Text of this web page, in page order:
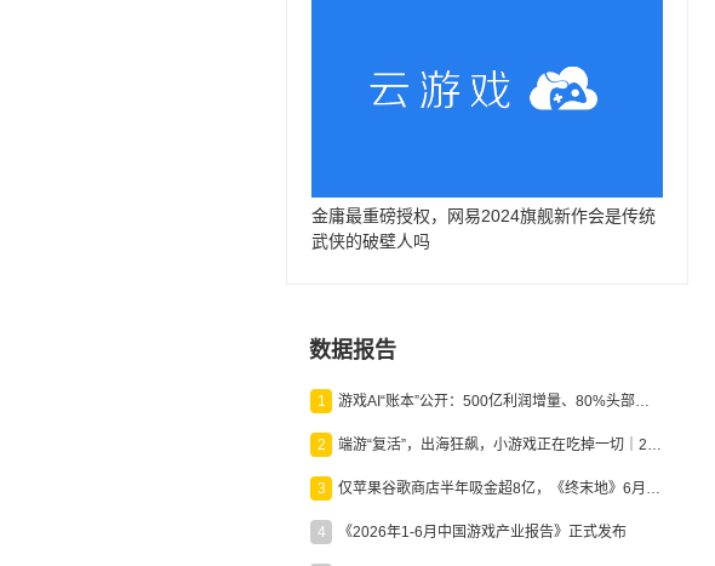
金庸最重磅授权，网易2024旗舰新作会是传统
武侠的破壁人吗
数据报告
1 游戏AI“账本”公开：500亿利润增量、80%头部入局，谁在闷声发财？
2 端游“复活”，出海狂飙，小游戏正在吃掉一切｜2026上半年产业报告
3 仅苹果谷歌商店半年吸金超8亿，《终末地》6月份收入显著回暖
4 《2026年1-6月中国游戏产业报告》正式发布